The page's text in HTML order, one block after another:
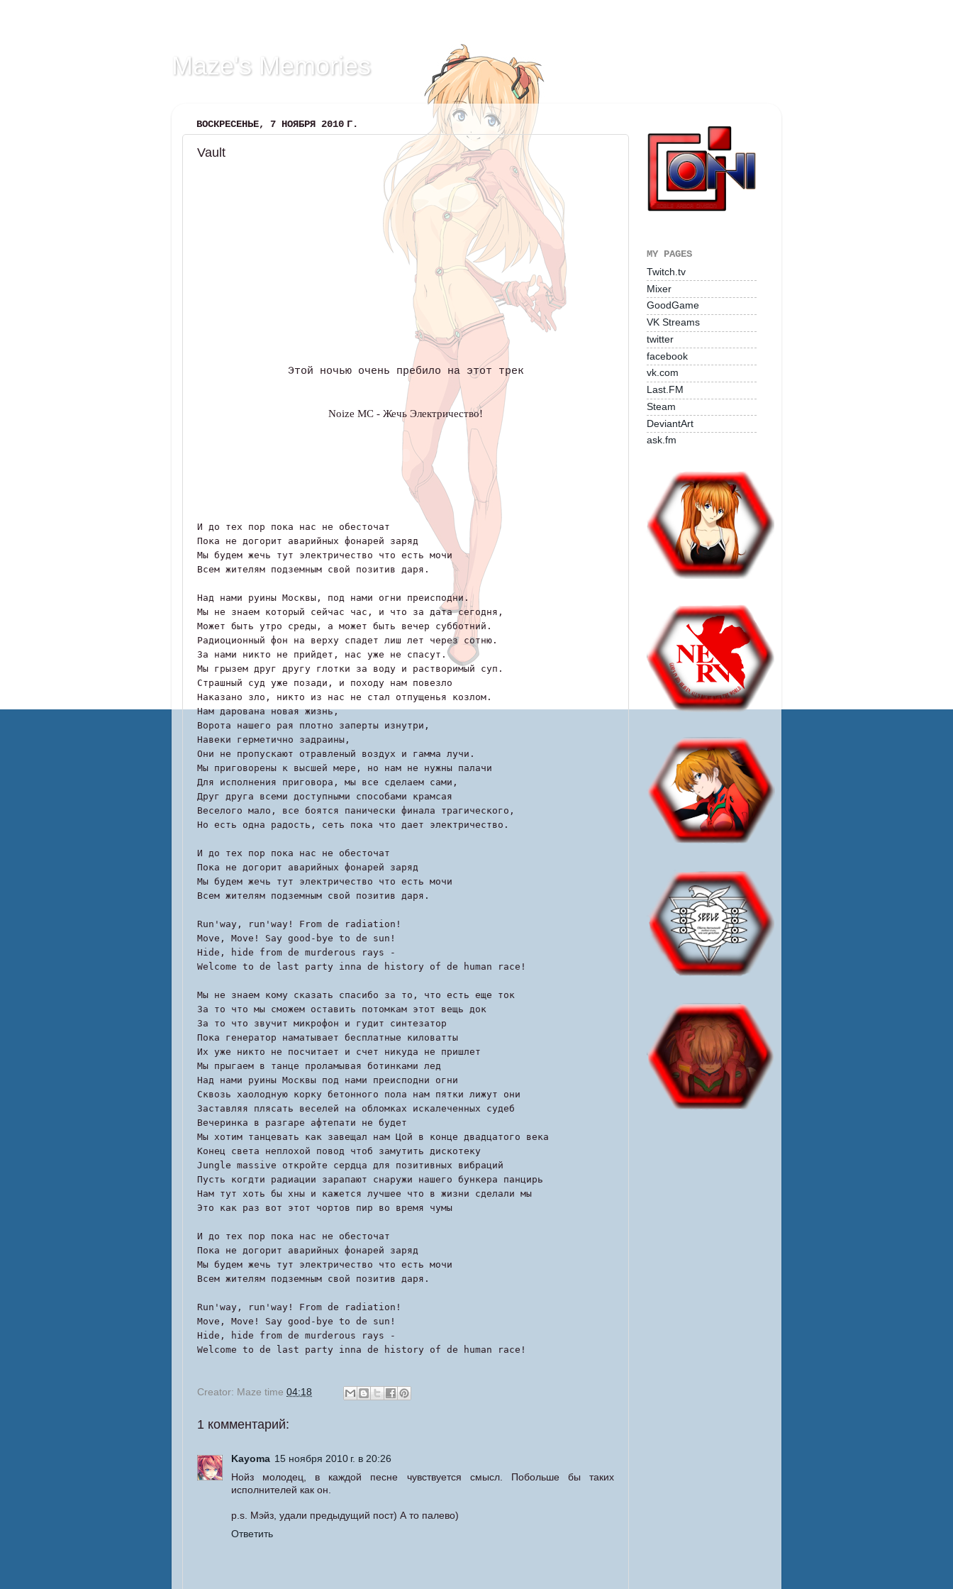
Maze's Memories
ВОСКРЕСЕНЬЕ, 7 НОЯБРЯ 2010 Г.
Vault
Этой ночью очень пребило на этот трек
Noize MC - Жечь Электричество!
И до тех пор пока нас не обесточат
Пока не догорит аварийных фонарей заряд
Мы будем жечь тут электричество что есть мочи
Всем жителям подземным свой позитив даря.
Над нами руины Москвы, под нами огни преисподни.
Мы не знаем который сейчас час, и что за дата сегодня,
Может быть утро среды, а может быть вечер субботний.
Радиоционный фон на верху спадет лиш лет через сотню.
За нами никто не прийдет, нас уже не спасут.
Мы грызем друг другу глотки за воду и растворимый суп.
Страшный суд уже позади, и походу нам повезло
Наказано зло, никто из нас не стал отпущенья козлом.
Нам дарована новая жизнь,
Ворота нашего рая плотно заперты изнутри,
Навеки герметично задраины,
Они не пропускают отравленый воздух и гамма лучи.
Мы приговорены к высшей мере, но нам не нужны палачи
Для исполнения приговора, мы все сделаем сами,
Друг друга всеми доступными способами крамсая
Веселого мало, все боятся панически финала трагического,
Но есть одна радость, сеть пока что дает электричество.
И до тех пор пока нас не обесточат
Пока не догорит аварийных фонарей заряд
Мы будем жечь тут электричество что есть мочи
Всем жителям подземным свой позитив даря.
Run'way, run'way! From de radiation!
Move, Move! Say good-bye to de sun!
Hide, hide from de murderous rays -
Welcome to de last party inna de history of de human race!
Мы не знаем кому сказать спасибо за то, что есть еще ток
За то что мы сможем оставить потомкам этот вещь док
За то что звучит микрофон и гудит синтезатор
Пока генератор наматывает бесплатные киловатты
Их уже никто не посчитает и счет никуда не пришлет
Мы прыгаем в танце проламывая ботинками лед
Над нами руины Москвы под нами преисподни огни
Сквозь хаолодную корку бетонного пола нам пятки лижут они
Заставляя плясать веселей на обломках искалеченных судеб
Вечеринка в разгаре афтепати не будет
Мы хотим танцевать как завещал нам Цой в конце двадцатого века
Конец света неплохой повод чтоб замутить дискотеку
Jungle massive откройте сердца для позитивных вибраций
Пусть когдти радиации зарапают снаружи нашего бункера панцирь
Нам тут хоть бы хны и кажется лучшее что в жизни сделали мы
Это как раз вот этот чортов пир во время чумы
И до тех пор пока нас не обесточат
Пока не догорит аварийных фонарей заряд
Мы будем жечь тут электричество что есть мочи
Всем жителям подземным свой позитив даря.
Run'way, run'way! From de radiation!
Move, Move! Say good-bye to de sun!
Hide, hide from de murderous rays -
Welcome to de last party inna de history of de human race!
Creator: Maze time 04:18
1 комментарий:
Kayoma 15 ноября 2010 г. в 20:26
Нойз молодец, в каждой песне чувствуется смысл. Побольше бы таких
исполнителей как он.
p.s. Мэйз, удали предыдущий пост) А то палево)
Ответить
MY PAGES
Twitch.tv
Mixer
GoodGame
VK Streams
twitter
facebook
vk.com
Last.FM
Steam
DeviantArt
ask.fm